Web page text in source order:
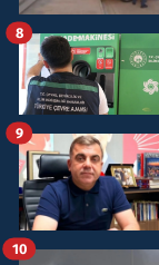
8
9
10